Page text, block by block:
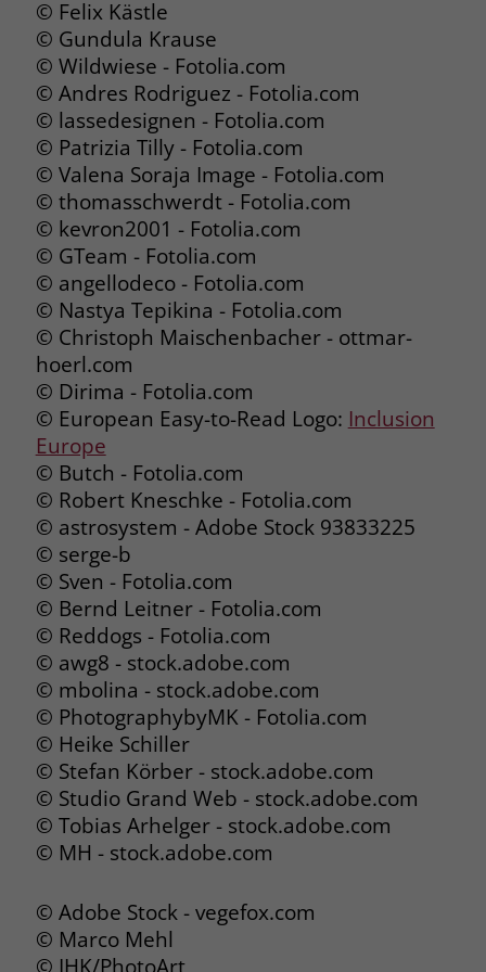
© Felix Kästle
© Gundula Krause
© Wildwiese - Fotolia.com
© Andres Rodriguez - Fotolia.com
© lassedesignen - Fotolia.com
© Patrizia Tilly - Fotolia.com
© Valena Soraja Image - Fotolia.com
© thomasschwerdt - Fotolia.com
© kevron2001 - Fotolia.com
© GTeam - Fotolia.com
© angellodeco - Fotolia.com
© Nastya Tepikina - Fotolia.com
© Christoph Maischenbacher - ottmar-
hoerl.com
© Dirima - Fotolia.com
© European Easy-to-Read Logo: Inclusion
Europe
© Butch - Fotolia.com
© Robert Kneschke - Fotolia.com
© astrosystem - Adobe Stock 93833225
© serge-b
© Sven - Fotolia.com
© Bernd Leitner - Fotolia.com
© Reddogs - Fotolia.com
© awg8 - stock.adobe.com
© mbolina - stock.adobe.com
© PhotographybyMK - Fotolia.com
© Heike Schiller
© Stefan Körber - stock.adobe.com
© Studio Grand Web - stock.adobe.com
© Tobias Arhelger - stock.adobe.com
© MH - stock.adobe.com
© Adobe Stock - vegefox.com
© Marco Mehl
© IHK/PhotoArt
welche Werbeanzeige geklickt wurde,
sodass erzielte Erfolge wie z.B.
Bestellungen oder Kontaktanfragen der
Anzeige zugewiesen werden können.
Name _gcl_dc
Anbieter Google Ads
Laufzeit 90 Tage
Zweck
Dieses Cookie wird gesetzt, wenn ein
User über einen Klick auf eine Google
Werbeanzeige auf die Website gelangt.
welche Werbeanzeige geklickt wurde,
sodass erzielte Erfolge wie z.B.
Bestellungen oder Kontaktanfragen der
Name _fbp
Anbieter Facebook
Laufzeit 3 Monate
Der Zweck von _fbp ist vollständig auf
die Werbe- und Analysebemühungen
von Facebook zurückzuführen. Dieses
Cookie ist ein Erstanbieter-Cookie, d. h.
Facebook platziert es, während ein
Verbraucher auf Facebook ist. Dieses
Cookie verfolgt die Besuche eines
Nutzers auf verschiedenen Websites
und meldet dieses Verhalten an
gesammelten Daten nutzen, um den
Nutzer besser zu verstehen und
bessere, relevantere Werbung zu